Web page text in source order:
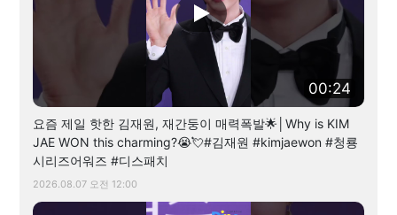
00:24
요즘 제일 핫한 김재원, 재간둥이 매력폭발🌟│Why is KIM
JAE WON this charming?😭💘#김재원 #kimjaewon #청룡
시리즈어워즈 #디스패치
2026.08.07 오전 12:00